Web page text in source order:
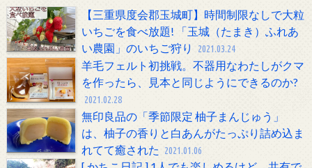
【三重県度会郡玉城町】時間制限なしで大粒
いちごを食べ放題! 「玉城（たまき）ふれあ
い農園」のいちご狩り
2021.03.24
羊毛フェルト初挑戦。不器用なわたしがクマ
を作ったら、見本と同じようにできるのか?
2021.02.28
無印良品の「季節限定 柚子まんじゅう」
は、柚子の香りと白あんがたっぷり詰め込ま
れてて癒された
2021.01.06